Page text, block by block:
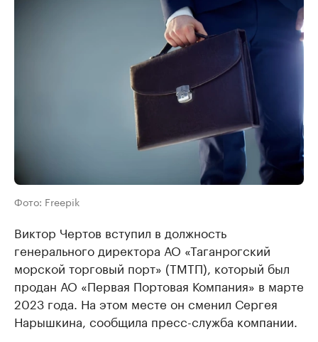
Фото: Freepik
Виктор Чертов вступил в должность
генерального директора АО «Таганрогский
морской торговый порт» (ТМТП), который был
продан АО «Первая Портовая Компания» в марте
2023 года. На этом месте он сменил Сергея
Нарышкина, сообщила пресс-служба компании.